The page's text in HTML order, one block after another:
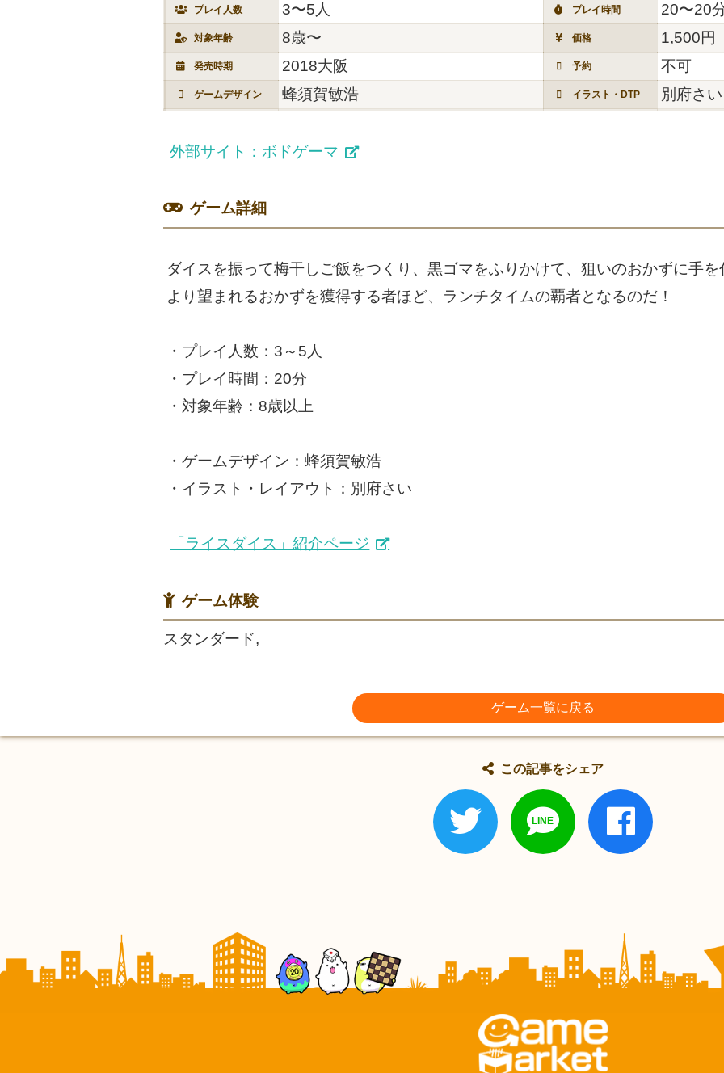
プレイ人数 3〜5人 プレイ時間 20〜20
対象年齢 8歳〜 価格 1,500円
発売時期 2018大阪 予約 不可
ゲームデザイン 蜂須賀敏浩 イラスト・DTP 別府さい
外部サイト：ボドゲーマ
ゲーム詳細
ダイスを振って梅干しご飯をつくり、黒ゴマをふりかけて、狙いのおかずに手を
より望まれるおかずを獲得する者ほど、ランチタイムの覇者となるのだ！
・プレイ人数：3～5人
・プレイ時間：20分
・対象年齢：8歳以上
・ゲームデザイン：蜂須賀敏浩
・イラスト・レイアウト：別府さい
「ライスダイス」紹介ページ
ゲーム体験
スタンダード,
ゲーム一覧に戻る
この記事をシェア